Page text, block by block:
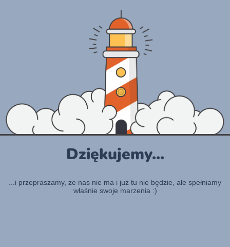
Dziękujemy...
...i przepraszamy, że nas nie ma i już tu nie będzie, ale spełniamy
właśnie swoje marzenia :)